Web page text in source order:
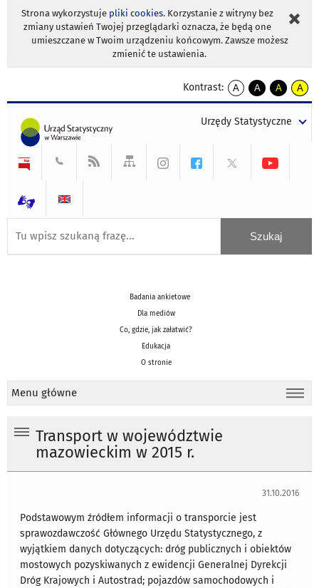
Strona wykorzystuje pliki cookies. Korzystanie z witryny bez
zmiany ustawień Twojej przeglądarki oznacza, że będą one
umieszczane w Twoim urządzeniu końcowym. Zawsze możesz
zmienić te ustawienia.
Kontrast:
A
kontrast
A
kontrast
tekst
czarnym
A
kontrast
tekst
czarnym
A
tekst
żółtym
Urzędy Statystyczne
Badania ankietowe
Dla mediów
Co, gdzie, jak załatwić?
Edukacja
O stronie
Menu główne
Transport w województwie
mazowieckim w 2015 r.
31.10.2016
Podstawowym źródłem informacji o transporcie jest
sprawozdawczość Głównego Urzędu Statystycznego, z
wyjątkiem danych dotyczących: dróg publicznych i obiektów
mostowych pozyskiwanych z ewidencji Generalnej Dyrekcji
Dróg Krajowych i Autostrad; pojazdów samochodowych i